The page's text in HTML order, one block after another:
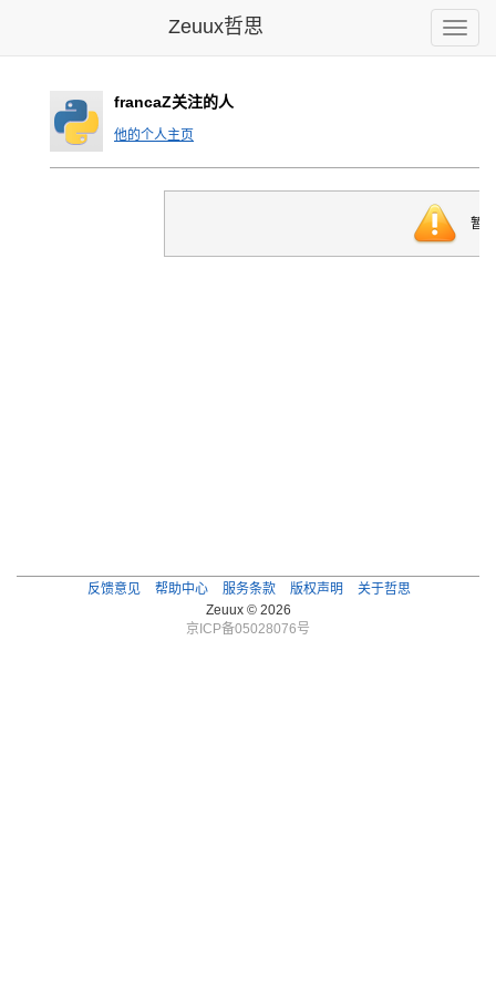
Toggle
Zeuux哲思
francaZ关注的人
他的个人主页
暂
反馈意见 帮助中心 服务条款 版权声明
关于哲思
Zeuux © 2026
京ICP备05028076号